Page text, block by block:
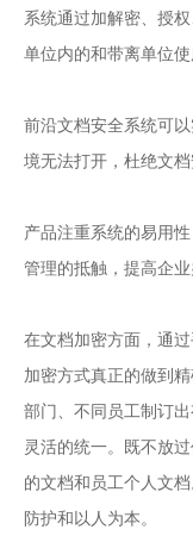
系统通过加解密、授
单位内的和带离单位
前沿文档安全系统可
境无法打开，杜绝文档
产品注重系统的易用
管理的抵触，提高企
在文档加密方面，通
加密方式真正的做到
部门、不同员工制订
灵活的统一。既不放
的文档和员工个人文
防护和以人为本。